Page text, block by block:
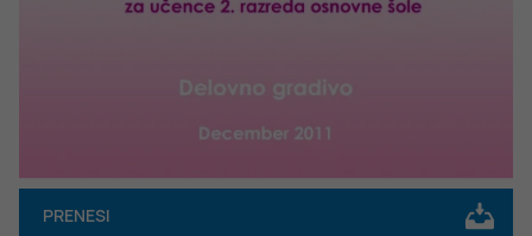
PRENESI